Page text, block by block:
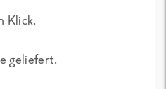
Klick.
geliefert.